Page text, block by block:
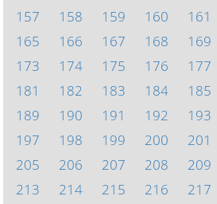
157
158 159 160 161
165
166 167 168 169
173
174 175 176 177
181
182 183 184 185
189
190 191 192 193
197
198 199 200 201
205
206 207 208 209
213
214 215 216 217